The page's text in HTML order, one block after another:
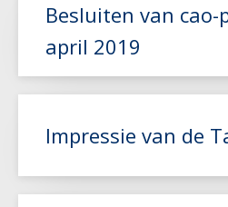
Lees meer
Besluiten van
april 2019
Lees meer
Impressie van de